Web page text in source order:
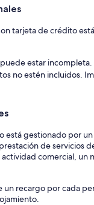
tarjeta de crédito
estar
no estén incluidos.
está gestionado por
de servicios
actividad comercial, un
un recargo por cada